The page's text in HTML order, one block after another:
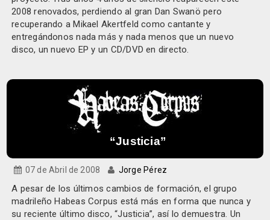
2008 renovados, perdiendo al gran Dan Swanö pero
recuperando a Mikael Akertfeld como cantante y
entregándonos nada más y nada menos que un nuevo
disco, un nuevo EP y un CD/DVD en directo.
“Justicia”
07 de Abril de 2008 Jorge Pérez
A pesar de los últimos cambios de formación, el grupo
madrileño Habeas Corpus está más en forma que nunca y
su reciente último disco, “Justicia”, así lo demuestra. Un